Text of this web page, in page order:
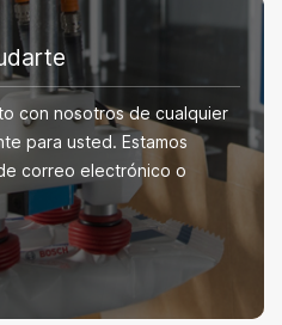
con nosotros de cualquier
para usted. Estamos
correo electrónico o